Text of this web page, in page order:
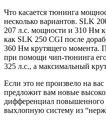
Что касается тюнинга
несколько вариантов. SLK
207 л.с. мощности и 310 Нм
как SLK 250 CGI после
360 Нм крутящего момента.
при помощи чип-тюнинга
325 л.с., а максимальный
Если это не произвело на
предложит вам новые
дифференциал повышенного
выхлопную систему из